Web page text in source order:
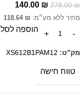
278.00₪
140.00 ₪
מחיר ללא מע״מ: 118.64 ₪
הוספה לסל
מק”ט: XS612B1PAM12
טווח חישה